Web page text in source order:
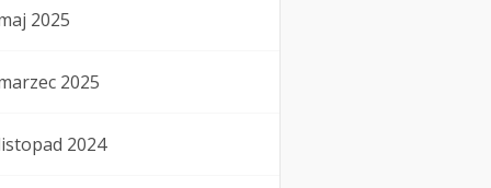
2025
2025
2024